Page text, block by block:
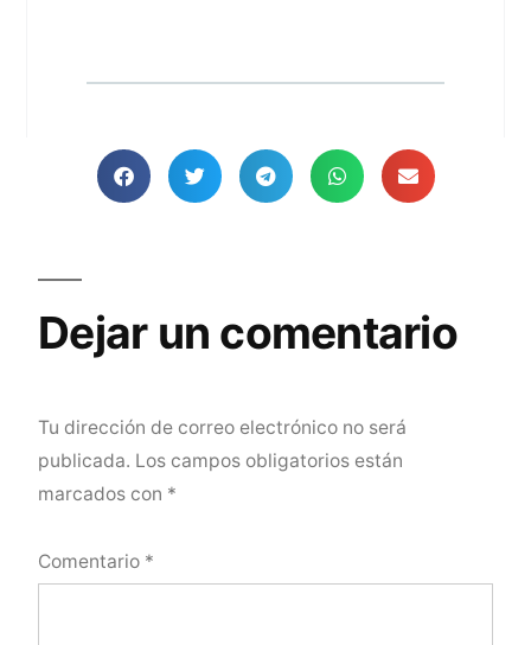
Dejar un comentario
Tu dirección de correo electrónico no será
publicada. Los campos obligatorios están
marcados con *
Comentario *